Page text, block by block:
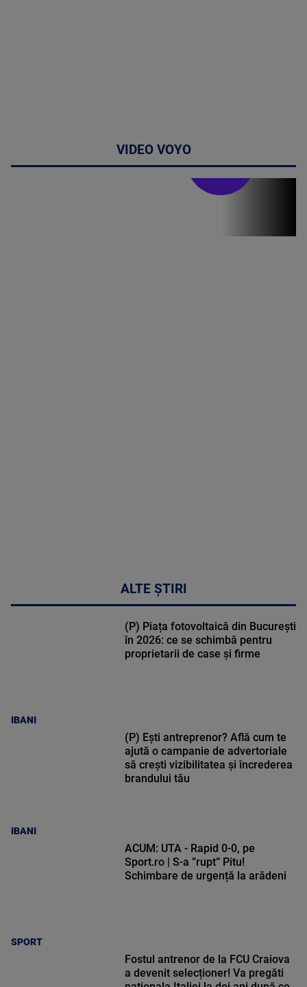
VIDEO VOYO
Stirile PRO TV
ALTE ȘTIRI
IBANI
(P) Piața fotovoltaică din București
în 2026: ce se schimbă pentru
proprietarii de case și firme
IBANI
(P) Ești antreprenor? Află cum te
ajută o campanie de advertoriale
să crești vizibilitatea și încrederea
brandului tău
SPORT
ACUM: UTA - Rapid 0-0, pe
Sport.ro | S-a ”rupt” Pitu!
Schimbare de urgență la arădeni
Fostul antrenor de la FCU Craiova
a devenit selecționer! Va pregăti